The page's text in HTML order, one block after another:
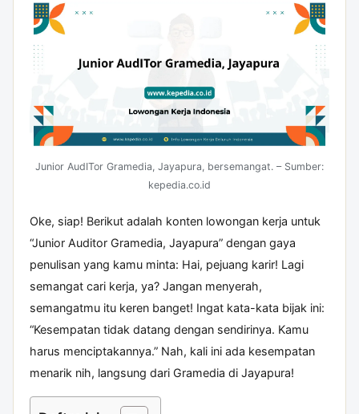
Junior AudITor Gramedia, Jayapura, bersemangat. – Sumber:
kepedia.co.id
Oke, siap! Berikut adalah konten lowongan kerja untuk
“Junior Auditor Gramedia, Jayapura” dengan gaya
penulisan yang kamu minta: Hai, pejuang karir! Lagi
semangat cari kerja, ya? Jangan menyerah,
semangatmu itu keren banget! Ingat kata-kata bijak ini:
“Kesempatan tidak datang dengan sendirinya. Kamu
harus menciptakannya.” Nah, kali ini ada kesempatan
menarik nih, langsung dari Gramedia di Jayapura!